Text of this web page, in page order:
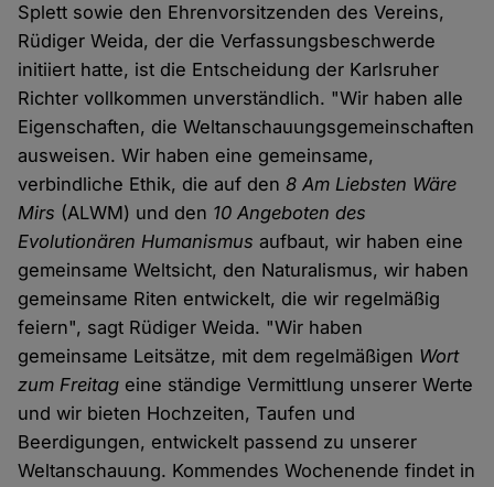
Splett sowie den Ehrenvorsitzenden des Vereins,
Rüdiger Weida, der die Verfassungsbeschwerde
initiiert hatte, ist die Entscheidung der Karlsruher
Richter vollkommen unverständlich. "Wir haben alle
Eigenschaften, die Weltanschauungsgemeinschaften
ausweisen. Wir haben eine gemeinsame,
verbindliche Ethik, die auf den8 Am Liebsten Wäre
Mirs (ALWM) und den 10 Angeboten des
Evolutionären Humanismus aufbaut, wir haben eine
gemeinsame Weltsicht, den Naturalismus, wir haben
gemeinsame Riten entwickelt, die wir regelmäßig
feiern", sagt Rüdiger Weida. "Wir haben
gemeinsame Leitsätze, mit dem regelmäßigen Wort
zum Freitag eine ständige Vermittlung unserer Werte
und wir bieten Hochzeiten, Taufen und
Beerdigungen, entwickelt passend zu unserer
Weltanschauung. Kommendes Wochenende findet in